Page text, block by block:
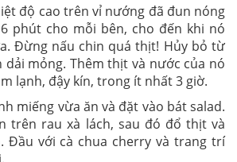
độ cao trên vỉ nướng đã đun nóng
phút cho mỗi bên, cho đến khi nó
Đừng nấu chin quá thịt! Hủy bỏ từ
dải mỏng. Thêm thịt và nước của nó
lạnh, đậy kín, trong ít nhất 3 giờ.
miếng vừa ăn và đặt vào bát salad.
trên rau xà lách, sau đó đổ thịt và
Đầu với cà chua cherry và trang trí